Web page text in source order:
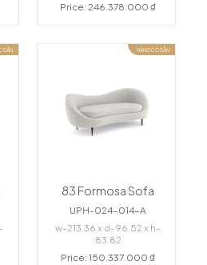
Price: 246.378.000 ₫
SẴN HÀNG CÓ SẴN
83 Formosa Sofa
UPH-024-014-A
w-213.36 x d-96.52 x h-
83.82
Price: 150.337.000 ₫